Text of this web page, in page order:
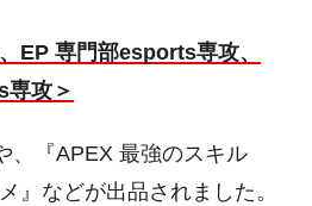
専門部esports専攻、
攻＞
、『APEX 最強のスキル
』などが出品されました。